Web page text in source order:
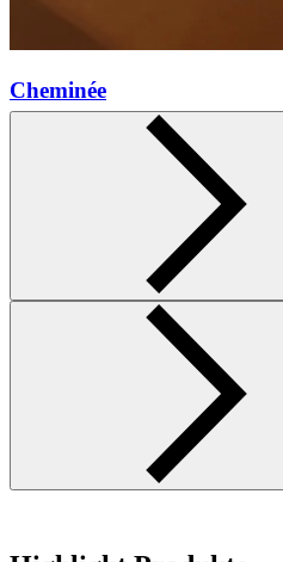
Cheminée